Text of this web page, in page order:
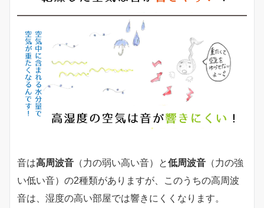
音は高周波音 （力の弱い高い音）と低周波音 （力の強
い低い音）の2種類がありますが、このうちの高周波
音は、湿度の高い部屋では響きにくくなります。